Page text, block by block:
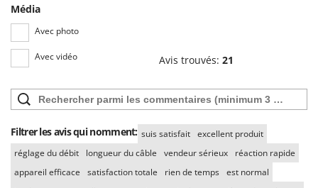
Y
Z
Zanon
ZGrills
Zomax
Média
Avec photo
Avec vidéo Avis trouvés: 21
Filtrer les avis qui nomment: suis satisfait
excellent produit
réglage du débit
longueur du câble vendeur sérieux
réaction rapide
appareil efficace
satisfaction totale rien de temps est normal